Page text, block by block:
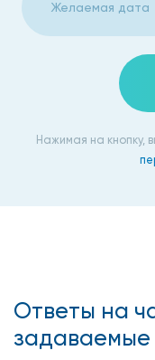
Нажимая на кнопку,
Ответы на